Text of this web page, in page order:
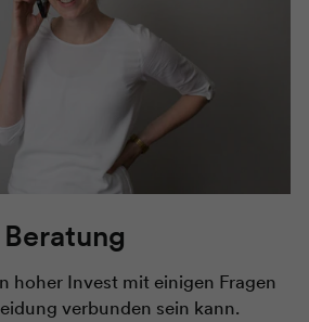
hoher Invest mit einigen Fragen
verbunden sein kann.